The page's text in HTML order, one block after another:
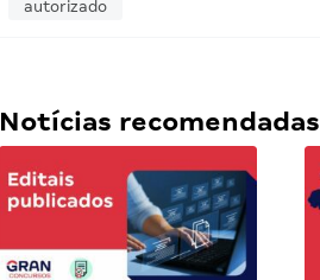
autorizado
Notícias recomendadas